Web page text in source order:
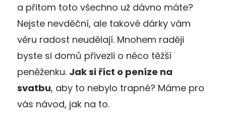
a přitom toto všechno už dávno máte?
Nejste nevděční, ale takové dárky vám
věru radost neudělají. Mnohem raději
byste si domů přivezli o něco těžší
peněženku. Jak si říct o peníze na
svatbu, aby to nebylo trapné? Máme pro
vás návod, jak na to.